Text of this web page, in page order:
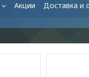
Акции Доставка и